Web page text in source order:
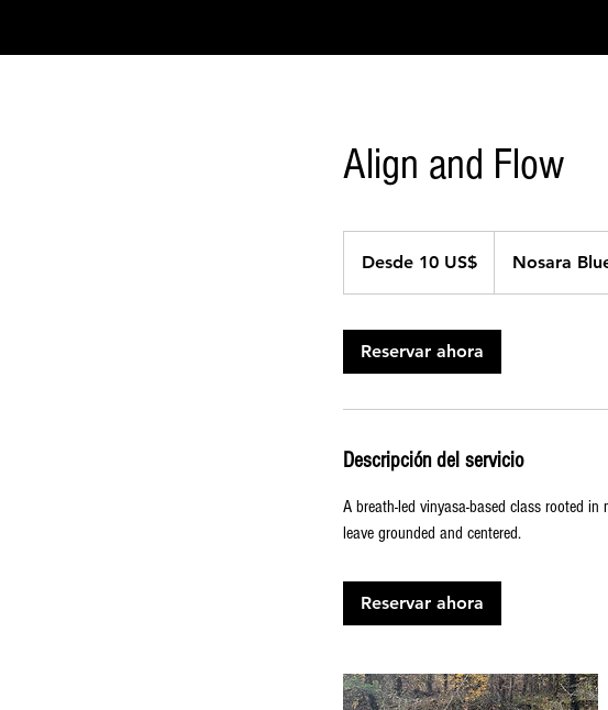
Align and Flow
dólares
Desde 10 US$ Nosara
Reservar ahora
Descripción del servicio
A breath-led vinyasa-based class rooted
leave grounded and centered.
Reservar ahora